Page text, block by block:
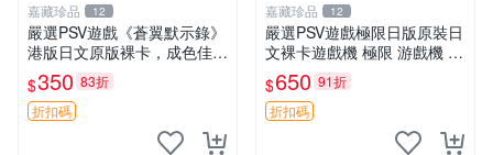
嘉藏珍品 12
嚴選PSV遊戲《蒼翼默示錄》
港版日文原版裸卡，成色佳
蒼翼 默示錄 PSV 港版
$350 83折
折扣碼
嘉藏珍品 12
嚴選PSV遊戲極限日版原裝日
文裸卡遊戲機 極限 游戲機 P
SV
$650 91折
折扣碼